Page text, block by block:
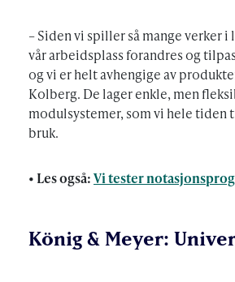
– Siden vi spiller så mange verker i
vår arbeidsplass forandres og
og vi er helt avhengige av
Kolberg. De lager enkle, men
modulsystemer, som vi hele tiden
bruk.
• Les også:Vi tester
König & Meyer: